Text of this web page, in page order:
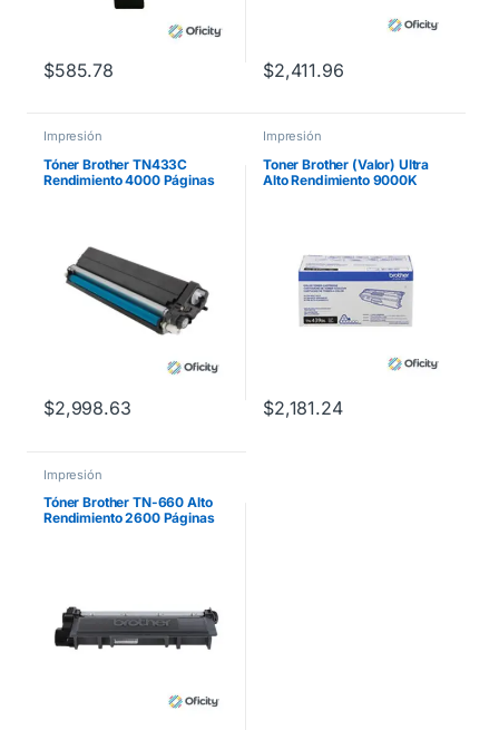
$585.78 $2,411.96
Impresión
Tóner Brother TN433C
Rendimiento 4000 Páginas
$2,998.63
Impresión
Toner Brother (Valor) Ultra
Alto Rendimiento 9000K
$2,181.24
Impresión
Tóner Brother TN-660 Alto
Rendimiento 2600 Páginas